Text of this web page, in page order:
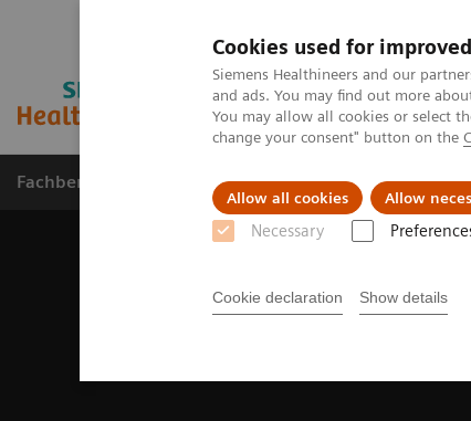
Cookies used for
Siemens Healthineers and our
and ads. You may find out more
You may allow all cookies or select
change your consent" button on the
Allow all cookies Allow
Necessary
Cookie declaration Show details
Fachbereiche Healthcare Management